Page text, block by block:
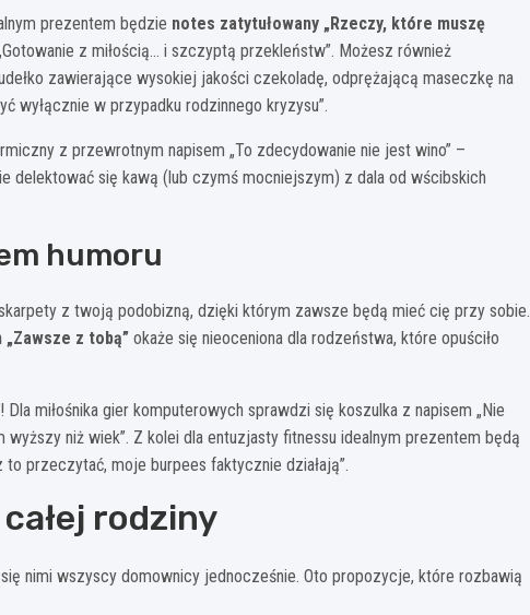
prezentem będzie notes zatytułowany „Rzeczy, które muszę
z miłością… i szczyptą przekleństw”. Możesz również
zawierające wysokiej jakości czekoladę, odprężającą maseczkę na
wyłącznie w przypadku rodzinnego kryzysu”.
z przewrotnym napisem „To zdecydowanie nie jest wino” –
delektować się kawą (lub czymś mocniejszym) z dala od wścibskich
humoru
z twoją podobizną, dzięki którym zawsze będą mieć cię przy sobie.
z tobą” okaże się nieoceniona dla rodzeństwa, które opuściło
miłośnika gier komputerowych sprawdzi się koszulka z napisem „Nie
niż wiek”. Z kolei dla entuzjasty fitnessu idealnym prezentem będą
przeczytać, moje burpees faktycznie działają”.
rodziny
nimi wszyscy domownicy jednocześnie. Oto propozycje, które rozbawią